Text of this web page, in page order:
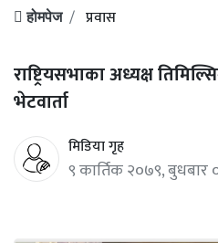
होमपेज प्रवास
राष्ट्रियसभाका अध्यक्ष
भेटवार्ता
मिडिया गृह
९ कार्तिक २०७९, बुधबार